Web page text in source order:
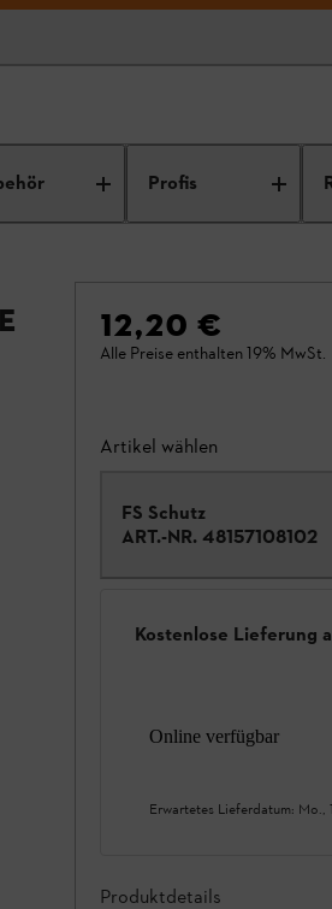
Profis
12,20 €
Alle Preise enthalten 19% MwSt.
Artikel wählen
FS Schutz
ART.-NR. 48157108102
Kostenlose Lieferung
Online verfügbar
Erwartetes Lieferdatum: Mo.,
Produktdetails